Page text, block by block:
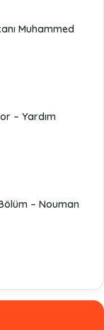
Muhammed
– Yardım
– Nouman